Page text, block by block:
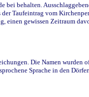
behalten.
Taufeintrag vom
gewissen Zeitraum
Die Namen wurden
Sprache in den